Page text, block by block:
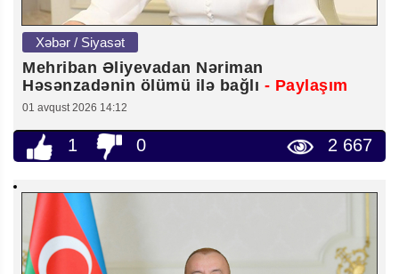
Xəbər / Siyasət
Mehriban Əliyevadan Nəriman
Həsənzadənin ölümü ilə bağlı - Paylaşım
01 avqust 2026 14:12
1 0 2 667